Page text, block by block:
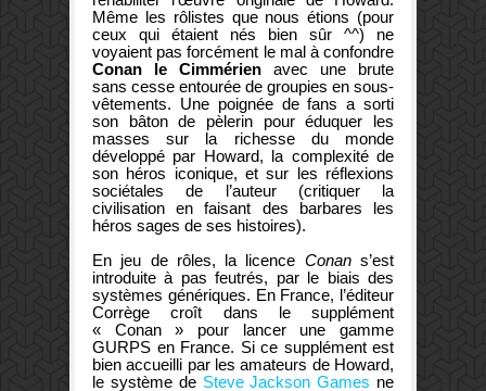
Même les rôlistes que nous étions (pour
ceux qui étaient nés bien sûr ^^) ne
voyaient pas forcément le mal à confondre
Conan le Cimmérien avec une brute
sans cesse entourée de groupies en sous-
vêtements. Une poignée de fans a sorti
son bâton de pèlerin pour éduquer les
masses sur la richesse du monde
développé par Howard, la complexité de
son héros iconique, et sur les réflexions
sociétales de l’auteur (critiquer la
civilisation en faisant des barbares les
héros sages de ses histoires).
En jeu de rôles, la licence Conans’est
introduite à pas feutrés, par le biais des
systèmes génériques. En France, l’éditeur
Corrège croît dans le supplément
« Conan » pour lancer une gamme
GURPS en France. Si ce supplément est
bien accueilli par les amateurs de Howard,
le système de Steve Jackson Games ne